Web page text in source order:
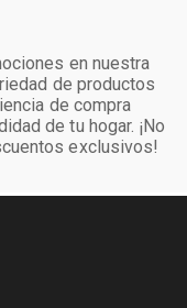
en nuestra
de productos
de compra
de tu hogar. ¡No
exclusivos!